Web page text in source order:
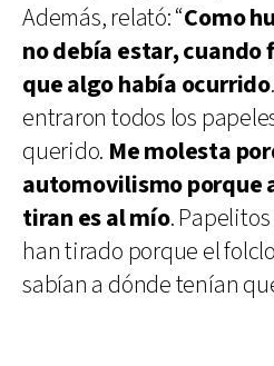
Además, relató: “Como
no debía estar, cuando
que algo había ocurrido
entraron todos los
querido. Me molesta
automovilismo porque
tiran es al mío.
han tirado porque el
sabían a dónde tenían